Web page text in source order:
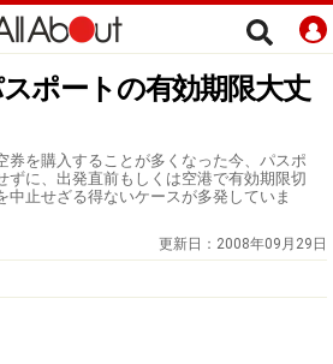
ポートの有効期限大丈
券を購入することが多くなった今、パスポ
ずに、出発直前もしくは空港で有効期限切
中止せざる得ないケースが多発していま
更新日： 2008年09月29日